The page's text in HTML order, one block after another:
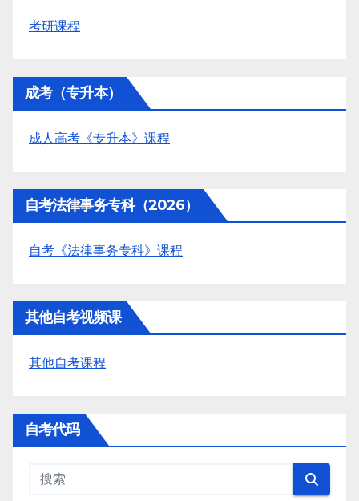
考研课程
成考（专升本）
成人高考《专升本》课程
自考法律事务专科（2026）
自考《法律事务专科》课程
其他自考视频课
其他自考课程
自考代码